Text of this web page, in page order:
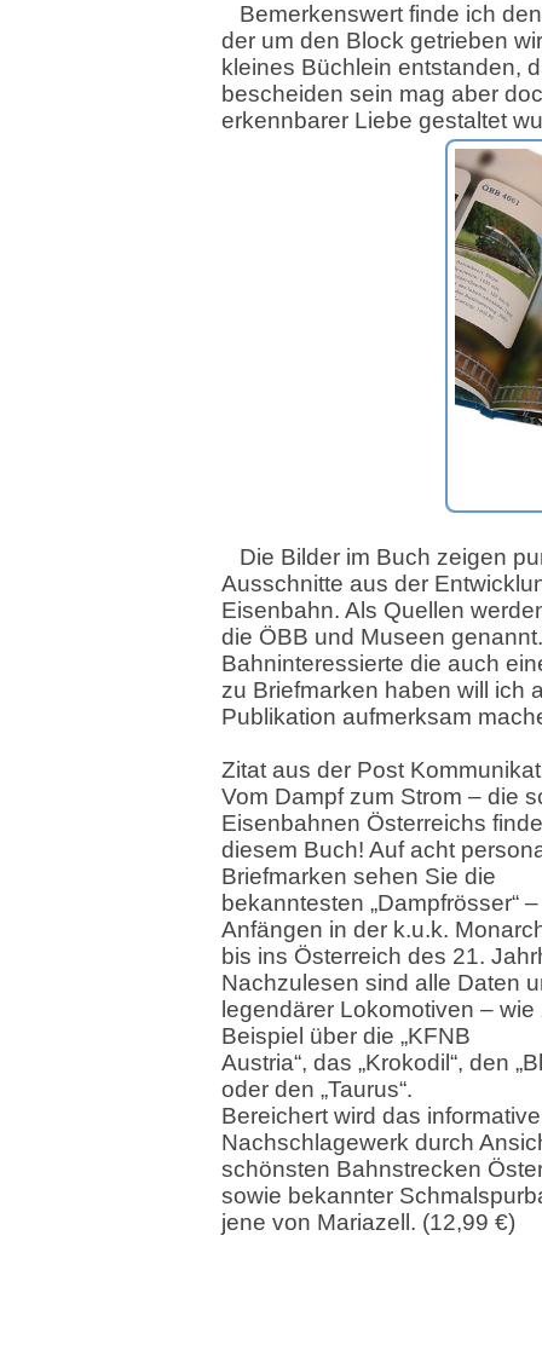
Bemerkenswert finde ich
der um den Block getrieben
kleines Büchlein entstanden,
bescheiden sein mag aber
erkennbarer Liebe gestaltet
Die Bilder im Buch zeigen
Ausschnitte aus der
Eisenbahn. Als Quellen
die ÖBB und Museen genannt.
Bahninteressierte die auch
zu Briefmarken haben will ich
Publikation aufmerksam
Zitat aus der Post
Vom Dampf zum Strom – die
Eisenbahnen Österreichs
diesem Buch! Auf acht
Briefmarken sehen Sie die
bekanntesten „Dampfrösser“
Anfängen in der k.u.k.
bis ins Österreich des 21.
Nachzulesen sind alle Daten
legendärer Lokomotiven – wie
Beispiel über die „KFNB
Austria“, das „Krokodil“, den
oder den „Taurus“.
Bereichert wird das informative
Nachschlagewerk durch
schönsten Bahnstrecken
sowie bekannter
jene von Mariazell. (12,99 €)